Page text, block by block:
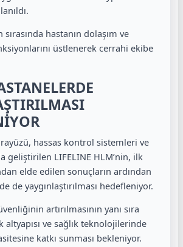
hastanın dolaşım ve
üstlenerek cerrahi ekibe
hassas kontrol sistemleri ve
geliştirilen LIFELINE HLM’nin, ilk
elde edilen sonuçların ardından
de yaygınlaştırılması hedefleniyor.
artırılmasının yanı sıra
altyapısı ve sağlık teknolojilerinde
katkı sunması bekleniyor.